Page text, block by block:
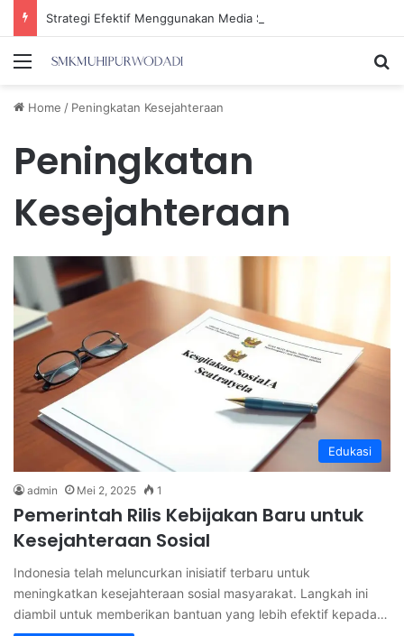
Menu
Home / Peningkatan Kesejahteraan
Peningkatan
Kesejahteraan
Edukasi
admin Mei 2, 2025 1
Pemerintah Rilis Kebijakan Baru untuk
Kesejahteraan Sosial
Indonesia telah meluncurkan inisiatif terbaru untuk
meningkatkan kesejahteraan sosial masyarakat. Langkah ini
diambil untuk memberikan bantuan yang lebih efektif kepada…